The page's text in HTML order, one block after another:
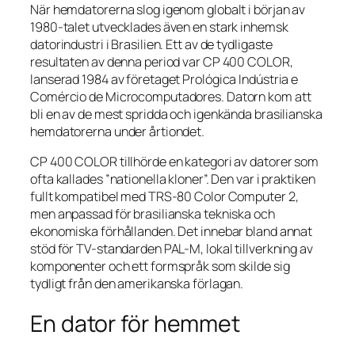
När hemdatorerna slog igenom globalt i början av
1980-talet utvecklades även en stark inhemsk
datorindustri i Brasilien. Ett av de tydligaste
resultaten av denna period var CP 400 COLOR,
lanserad 1984 av företaget Prológica Indústria e
Comércio de Microcomputadores. Datorn kom att
bli en av de mest spridda och igenkända brasilianska
hemdatorerna under årtiondet.
CP 400 COLOR tillhörde en kategori av datorer som
ofta kallades ”nationella kloner”. Den var i praktiken
fullt kompatibel med TRS-80 Color Computer 2,
men anpassad för brasilianska tekniska och
ekonomiska förhållanden. Det innebar bland annat
stöd för TV-standarden PAL-M, lokal tillverkning av
komponenter och ett formspråk som skilde sig
tydligt från den amerikanska förlagan.
En dator för hemmet